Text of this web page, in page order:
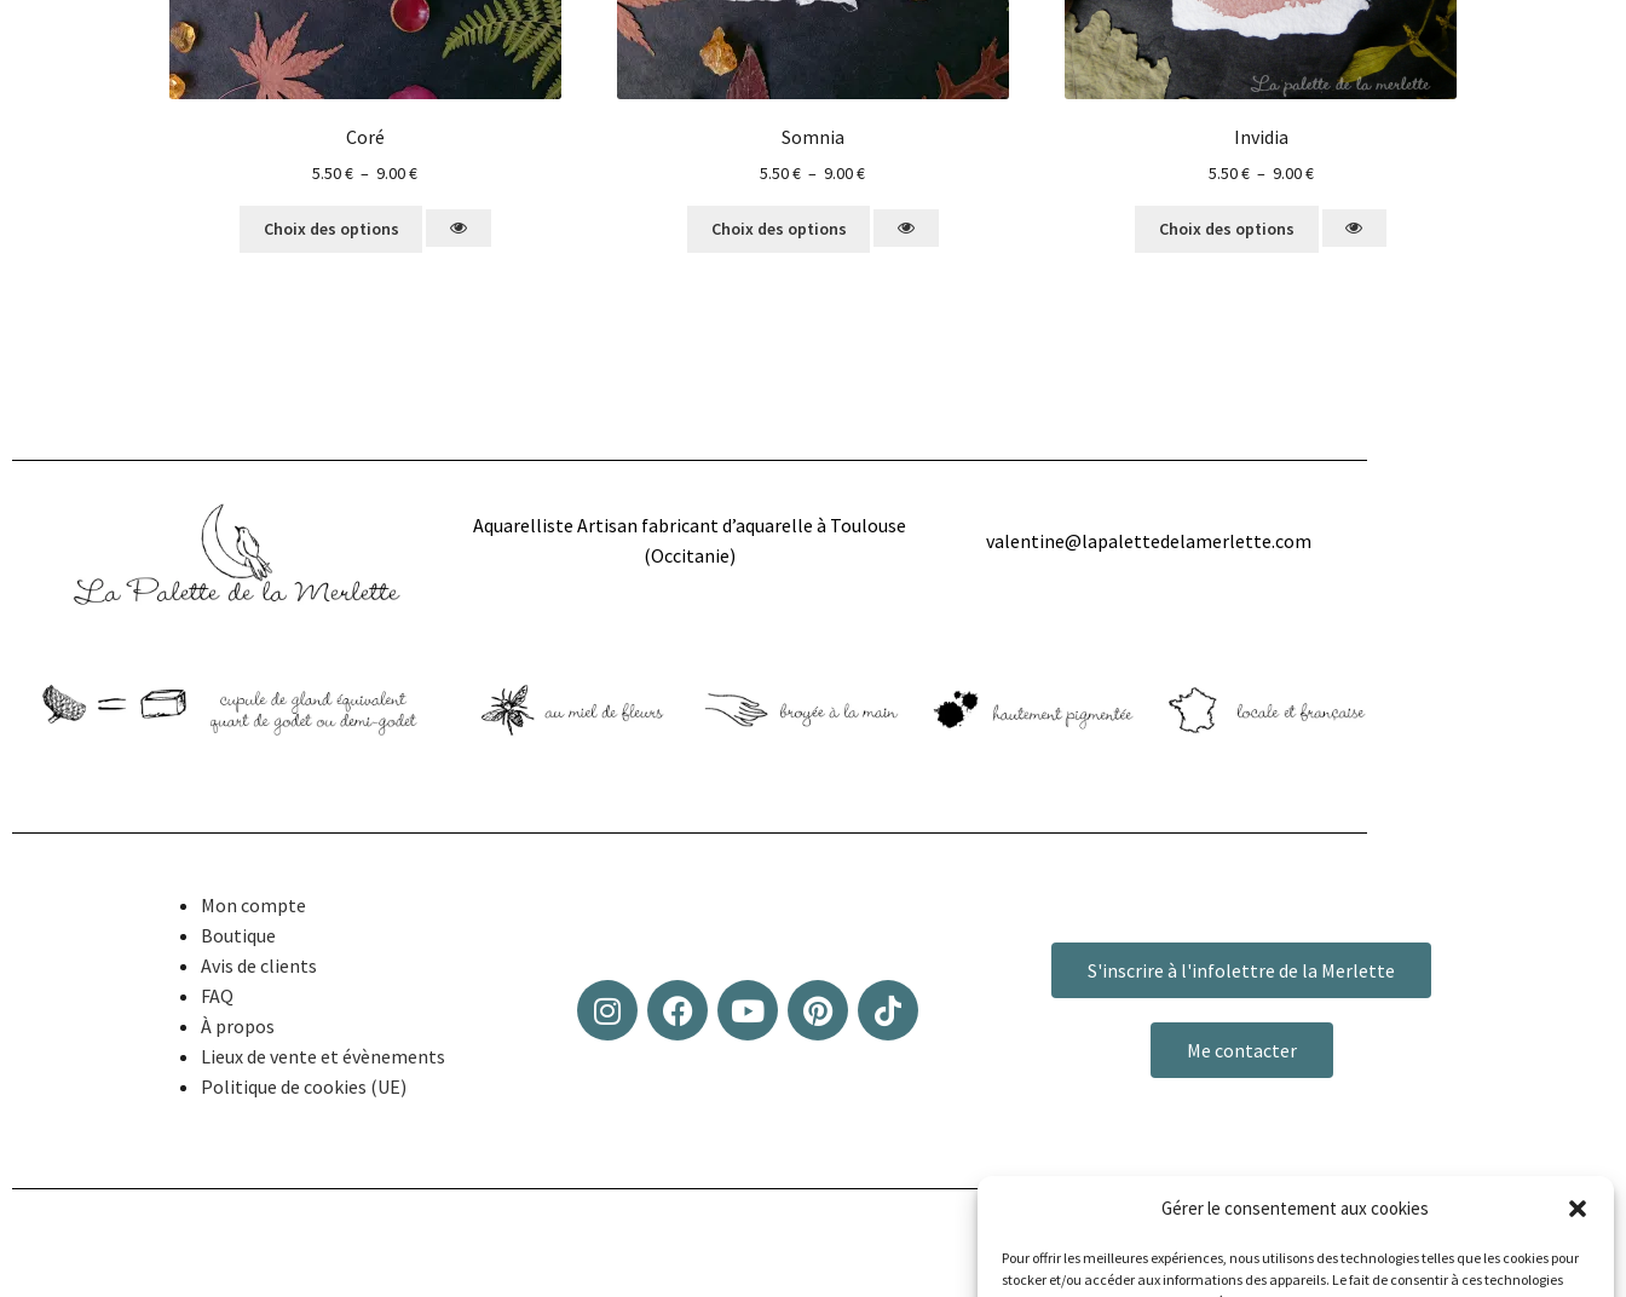
Gérer le consentement aux cookies
Pour offrir les meilleures expériences, nous utilisons des technologies telles que les cookies pour
stocker et/ou accéder aux informations des appareils. Le fait de consentir à ces technologies
Coré
5.50€ – 9.00€
Choix des options
Somnia
5.50€ – 9.00€
Choix des options
Invidia
5.50€ – 9.00€
Choix des options
Aquarelliste Artisan fabricant d’aquarelle à Toulouse
(Occitanie)
valentine@lapalettedelamerlette.com
Mon compte
Boutique
Avis de clients
FAQ
À propos
Lieux de vente et évènements
Politique de cookies (UE)
S'inscrire à l'infolettre de la Merlette
Me contacter